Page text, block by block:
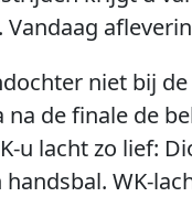
niet bij de
de finale de
u lacht zo lief:
WK-